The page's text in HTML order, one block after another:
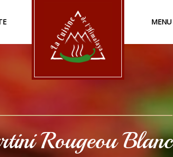
MENU
Rougeou Blanc